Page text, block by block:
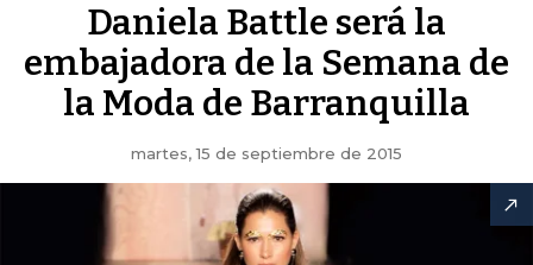
Daniela Battle será la
embajadora de la Semana de
la Moda de Barranquilla
martes, 15 de septiembre de 2015